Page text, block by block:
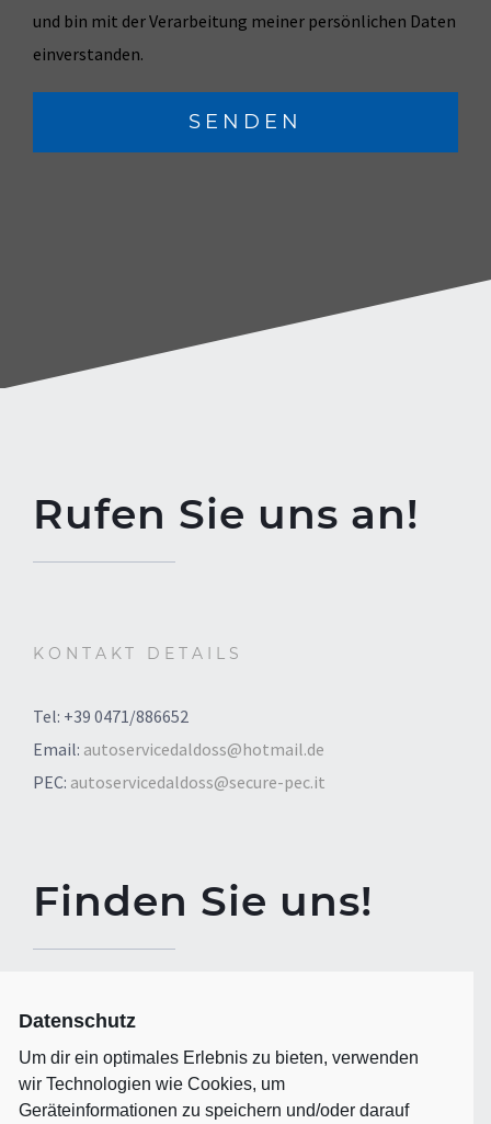
und bin mit der Verarbeitung meiner persönlichen Daten
einverstanden.
Rufen Sie uns an!
KONTAKT DETAILS
Tel: +39 0471/886652
Email: autoservicedaldoss@hotmail.de
PEC: autoservicedaldoss@secure-pec.it
Finden Sie uns!
39040 Aldein/Aldino (BZ),
Datenschutz
Um dir ein optimales Erlebnis zu bieten, verwenden
wir Technologien wie Cookies, um
Geräteinformationen zu speichern und/oder darauf